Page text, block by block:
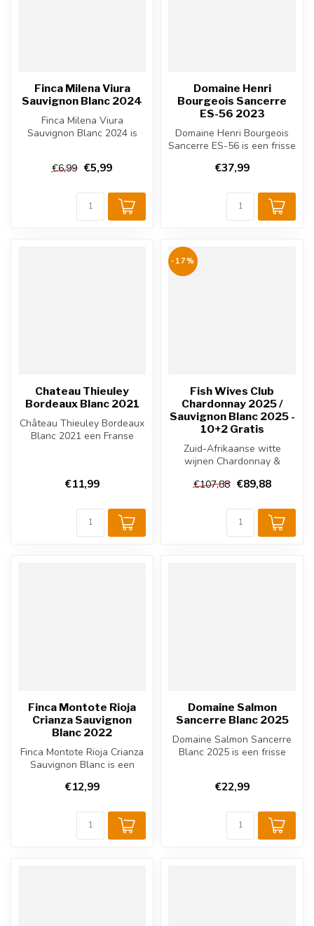
Finca Milena Viura
Sauvignon Blanc 2024
Finca Milena Viura
Sauvignon Blanc 2024 is
€6,99 €5,99
Domaine Henri
Bourgeois Sancerre
ES-56 2023
Domaine Henri Bourgeois
Sancerre ES-56 is een frisse
wi...
€37,99
Chateau Thieuley
Bordeaux Blanc 2021
Château Thieuley Bordeaux
Blanc 2021 een Franse
€11,99
-17%
Fish Wives Club
Chardonnay 2025 /
Sauvignon Blanc 2025 -
10+2 Gratis
Zuid-Afrikaanse witte
wijnen Chardonnay &
aanbieding 12...
€107,88 €89,88
Finca Montote Rioja
Crianza Sauvignon
Blanc 2022
Finca Montote Rioja Crianza
Sauvignon Blanc is een
...
€12,99
Domaine Salmon
Sancerre Blanc 2025
Domaine Salmon Sancerre
Blanc 2025 is een frisse
€22,99